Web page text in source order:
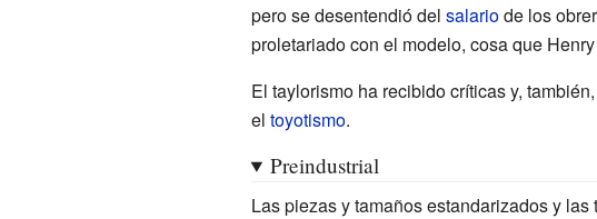
pero se desentendió del salariode los
proletariado con el modelo, cosa que
El taylorismo ha recibido críticas y,
el toyotismo.
Preindustrial
Las piezas y tamaños estandarizados y